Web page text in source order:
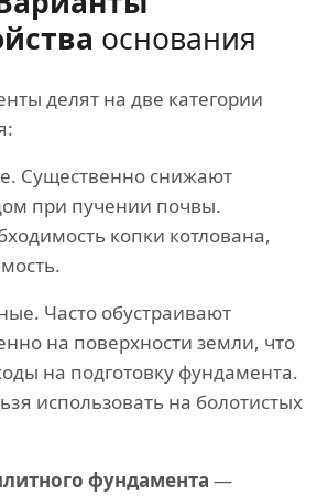
основания
делят на две категории
Существенно снижают
при пучении почвы.
копки котлована,
Часто обустраивают
на поверхности земли, что
на подготовку фундамента.
использовать на болотистых
фундамента —